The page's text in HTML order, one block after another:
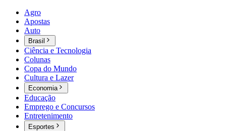
Agro
Apostas
Auto
Brasil
Ciência e Tecnologia
Colunas
Copa do Mundo
Cultura e Lazer
Economia
Educação
Emprego e Concursos
Entretenimento
Esportes